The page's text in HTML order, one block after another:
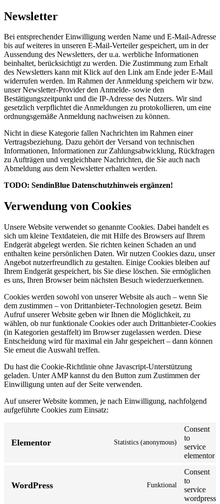
Newsletter
Bei entsprechender Einwilligung werden Name und E-Mail-Adresse
bis auf weiteres in unseren E-Mail-Verteiler gespeichert, um in der
Aussendung des Newsletters, der u.a. werbliche Informationen
beinhaltet, berücksichtigt zu werden. Die Zustimmung zum Erhalt
des Newsletters kann mit Klick auf den Link am Ende jeder E-Mail
widerrufen werden. Im Rahmen der Anmeldung speichern wir bzw.
unser Newsletter-Provider den Anmelde- sowie den
Bestätigungszeitpunkt und die IP-Adresse des Nutzers. Wir sind
gesetzlich verpflichtet die Anmeldungen zu protokollieren, um eine
ordnungsgemäße Anmeldung nachweisen zu können.
Nicht in diese Kategorie fallen Nachrichten im Rahmen einer
Vertragsbeziehung. Dazu gehört der Versand von technischen
Informationen, Informationen zur Zahlungsabwicklung, Rückfragen
zu Aufträgen und vergleichbare Nachrichten, die Sie auch nach
Abmeldung aus dem Newsletter erhalten werden.
TODO: SendinBlue Datenschutzhinweis ergänzen!
Verwendung von Cookies
Unsere Website verwendet so genannte Cookies. Dabei handelt es
sich um kleine Textdateien, die mit Hilfe des Browsers auf Ihrem
Endgerät abgelegt werden. Sie richten keinen Schaden an und
enthalten keine persönlichen Daten. Wir nutzen Cookies dazu, unser
Angebot nutzerfreundlich zu gestalten. Einige Cookies bleiben auf
Ihrem Endgerät gespeichert, bis Sie diese löschen. Sie ermöglichen
es uns, Ihren Browser beim nächsten Besuch wiederzuerkennen.
Cookies werden sowohl von unserer Website als auch – wenn Sie
dem zustimmen – von Drittanbieter-Technologien gesetzt. Beim
Aufruf unserer Website geben wir Ihnen die Möglichkeit, zu
wählen, ob nur funktionale Cookies oder auch Drittanbieter-Cookies
(in Kategorien gestaffelt) im Browser zugelassen werden. Diese
Entscheidung wird für maximal ein Jahr gespeichert – dann können
Sie erneut die Auswahl treffen.
Du hast die Cookie-Richtlinie ohne Javascript-Unterstützung
geladen. Unter AMP kannst du den Button zum Zustimmen der
Einwilligung unten auf der Seite verwenden.
Auf unserer Website kommen, je nach Einwilligung, nachfolgend
aufgeführte Cookies zum Einsatz:
Elementor Statistics (anonymous)
Consent
to
service
elementor
WordPress Funktional
Consent
to
service
wordpress